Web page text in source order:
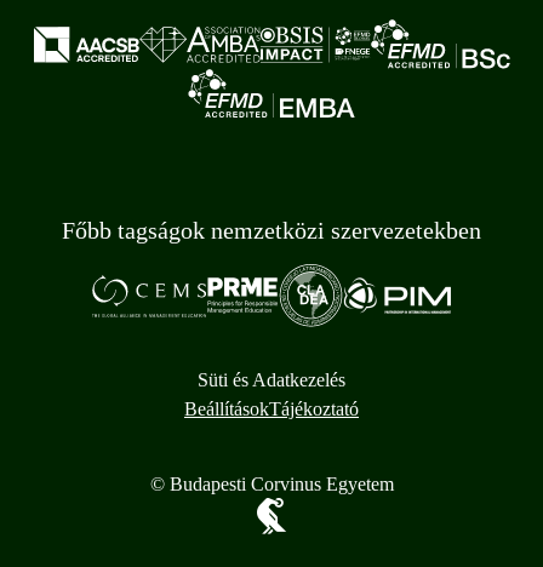
Főbb tagságok nemzetközi szervezetekben
Süti és Adatkezelés
BeállításokTájékoztató
© Budapesti Corvinus Egyetem